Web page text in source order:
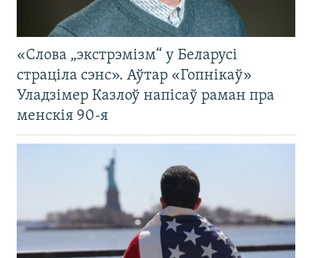
«Слова „экстрэмізм“ у Беларусі
страціла сэнс». Аўтар «Гопнікаў»
Уладзімер Казлоў напісаў раман пра
менскія 90-я